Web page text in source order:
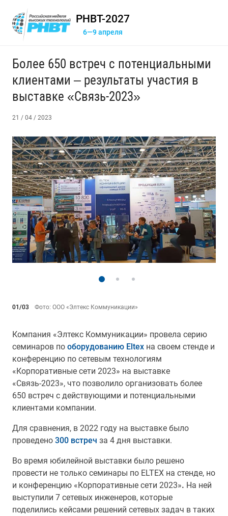
РНВТ-2027
6—9 апреля
Более 650 встреч с потенциальными
клиентами – результаты участия в
выставке «Связь-2023»
21 / 04 / 2023
01/03 Фото: ООО «Элтекс Коммуникации»
Компания «Элтекс Коммуникации» провела серию
семинаров по оборудованию Eltex на своем стенде и
конференцию по сетевым технологиям
«Корпоративные сети 2023» на выставке
«Связь-2023», что позволило организовать более
650 встреч с действующими и потенциальными
клиентами компании.
Для сравнения, в 2022 году на выставке было
проведено 300 встреч за 4 дня выставки.
Во время юбилейной выставки было решено
провести не только семинары по ELTEX на стенде, но
и конференцию «Корпоративные сети 2023». На ней
выступили 7 сетевых инженеров, которые
поделились кейсами решений сетевых задач в таких